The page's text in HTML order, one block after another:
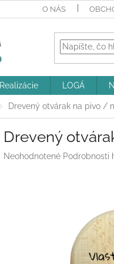
O NÁS
Realizácie LOGÁ
Drevený otvárak na pivo /
Drevený
Priemerné
Neohodnotené Podrobnosti